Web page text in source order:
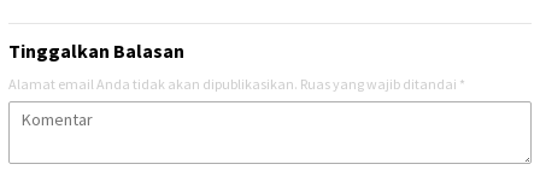
Tinggalkan Balasan
Alamat email Anda tidak akan dipublikasikan. Ruas yang wajib ditandai *